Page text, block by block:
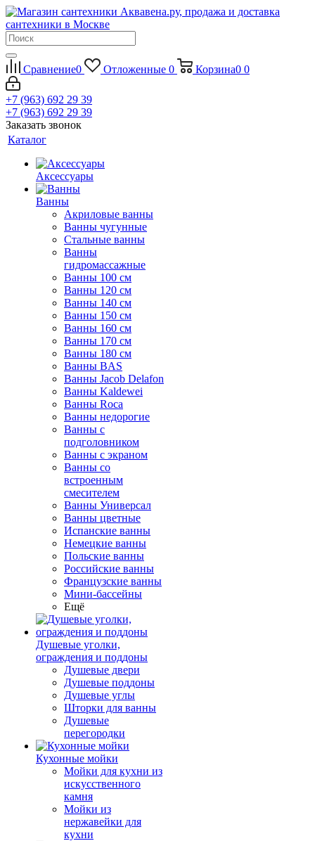
Сравнение0 Отложенные 0 Корзина0 0
+7 (963) 692 29 39
+7 (963) 692 29 39
Заказать звонок
Каталог
Аксессуары
Ванны
Акриловые ванны
Ванны чугунные
Стальные ванны
Ванны
гидромассажные
Ванны 100 см
Ванны 120 см
Ванны 140 см
Ванны 150 см
Ванны 160 см
Ванны 170 см
Ванны 180 см
Ванны BAS
Ванны Jacob Delafon
Ванны Kaldewei
Ванны Roca
Ванны недорогие
Ванны с
подголовником
Ванны с экраном
Ванны со
встроенным
смесителем
Ванны Универсал
Ванны цветные
Испанские ванны
Немецкие ванны
Польские ванны
Российские ванны
Французские ванны
Мини-бассейны
Ещё
Душевые уголки,
ограждения и поддоны
Душевые двери
Душевые поддоны
Душевые углы
Шторки для ванны
Душевые
перегородки
Кухонные мойки
Мойки для кухни из
искусственного
камня
Мойки из
нержавейки для
кухни